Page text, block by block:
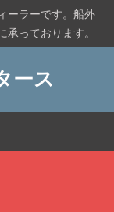
ーラーです。船外
っております。
ース